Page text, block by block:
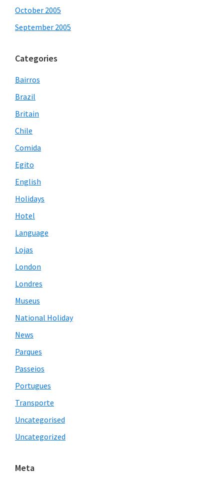
October 2005
September 2005
Categories
Bairros
Brazil
Britain
Chile
Comida
Egito
English
Holidays
Hotel
Language
Lojas
London
Londres
Museus
National Holiday
News
Parques
Passeios
Portugues
Transporte
Uncategorised
Uncategorized
Meta